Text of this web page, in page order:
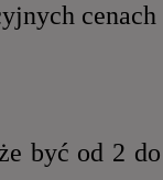
cenach
być od 2